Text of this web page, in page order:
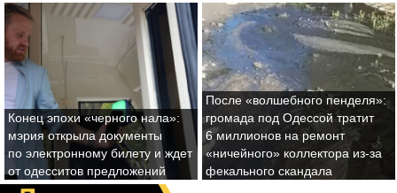
Конец эпохи «черного нала»:
мэрия открыла документы
по электронному билету и ждет
от одесситов предложений
После «волшебного пенделя»:
громада под Одессой тратит
6 миллионов на ремонт
«ничейного» коллектора из-за
фекального скандала